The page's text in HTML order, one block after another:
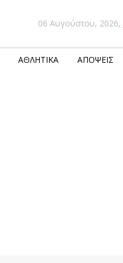
06 Αυγούστου, 2026,
ΑΘΛΗΤΙΚΆ ΑΠΌΨΕΙΣ